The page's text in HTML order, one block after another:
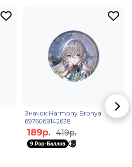
мастерской по
Значок Harmony Bronya
6976068142638
189р. 419р.
9 Pop-Баллов